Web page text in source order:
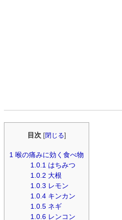
目次 [閉じる]
1 喉の痛みに効く食べ物
1.0.1 はちみつ
1.0.2 大根
1.0.3 レモン
1.0.4キンカン
1.0.5ネギ
1.0.6レンコン